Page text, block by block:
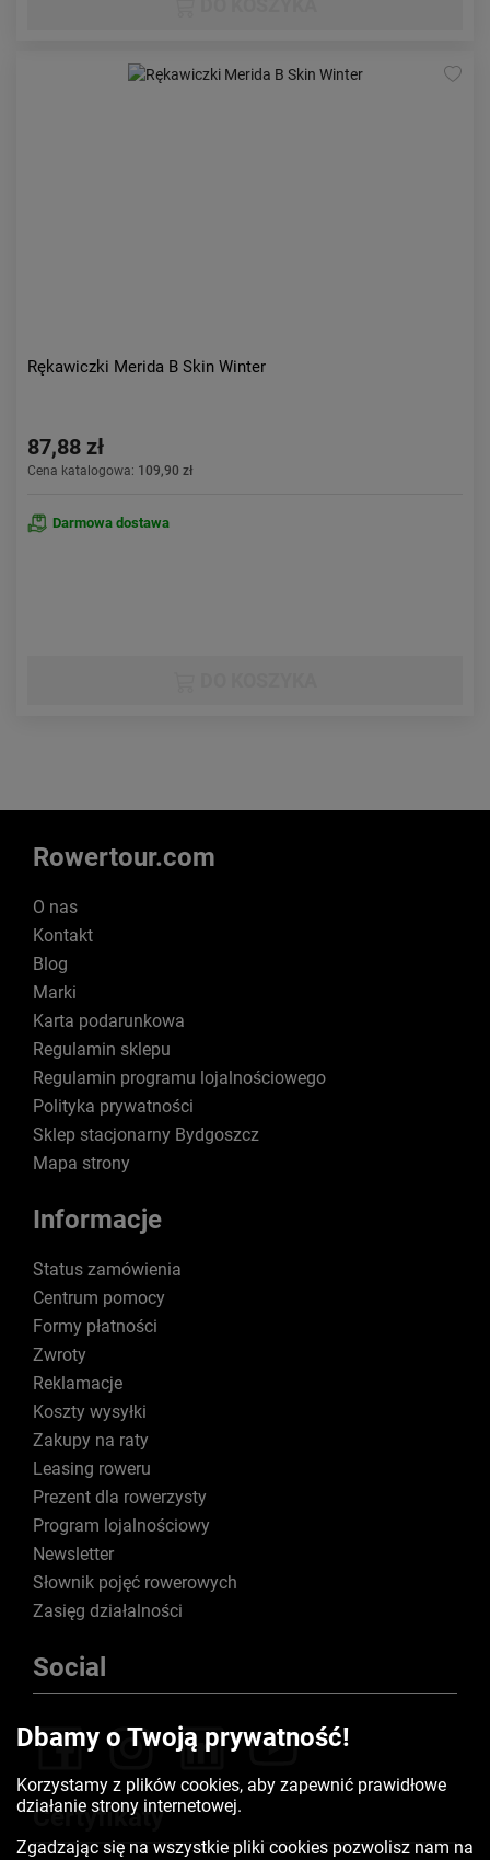
Rękawiczki Merida B Skin Winter
87,88 zł
Cena katalogowa: 109,90 zł
Darmowa dostawa
Rowertour.com
O nas
Kontakt
Blog
Marki
Karta podarunkowa
Regulamin sklepu
Regulamin programu lojalnościowego
Polityka prywatności
Sklep stacjonarny Bydgoszcz
Mapa strony
Informacje
Status zamówienia
Centrum pomocy
Formy płatności
Zwroty
Reklamacje
Koszty wysyłki
Zakupy na raty
Leasing roweru
Prezent dla rowerzysty
Program lojalnościowy
Newsletter
Słownik pojęć rowerowych
Zasięg działalności
Social
Certyfikaty
Dbamy o Twoją prywatność!
Korzystamy z plików cookies, aby zapewnić prawidłowe
działanie strony internetowej.
Zgadzając się na wszystkie pliki cookies pozwolisz nam na